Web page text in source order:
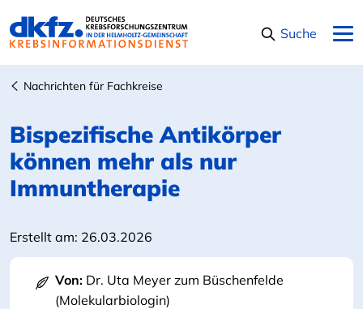
Suche
Nachrichten für Fachkreise
Bispezifische Antikörper
können mehr als nur
Immuntherapie
Erstellt am: 26.03.2026
Von: Dr. Uta Meyer zum Büschenfelde
(Molekularbiologin)